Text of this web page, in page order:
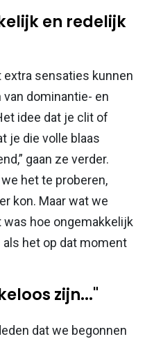
en redelijk
sensaties kunnen
dominantie- en
idee dat je clit of
je die volle blaas
gaan ze verder.
het te proberen,
kon. Maar wat we
hoe ongemakkelijk
het op dat moment
zijn..."
dat we begonnen